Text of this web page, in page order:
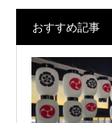
おすすめ記事